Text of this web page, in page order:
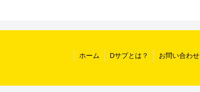
ホーム Dサプとは？ お問い合わせ